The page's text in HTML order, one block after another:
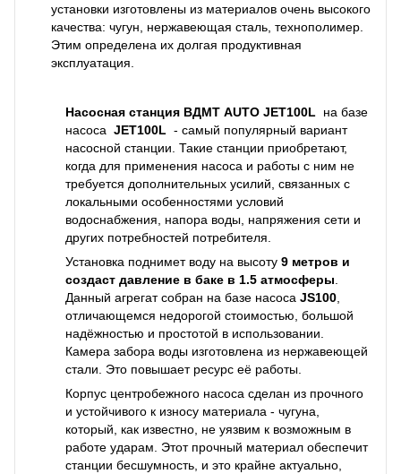
установки изготовлены из материалов очень высокого
качества: чугун, нержавеющая сталь, технополимер.
Этим определена их долгая продуктивная
эксплуатация.
Насосная станция ВДМТ AUTO JET100L на базе
насоса JET100L - самый популярный вариант
насосной станции. Такие станции приобретают,
когда для применения насоса и работы с ним не
требуется дополнительных усилий, связанных с
локальными особенностями условий
водоснабжения, напора воды, напряжения сети и
других потребностей потребителя.
Установка поднимет воду на высоту 9 метров и
создаст давление в баке в 1.5 атмосферы.
Данный агрегат собран на базе насоса JS100,
отличающемся недорогой стоимостью, большой
надёжностью и простотой в использовании.
Камера забора воды изготовлена из нержавеющей
стали. Это повышает ресурс её работы.
Корпус центробежного насоса сделан из прочного
и устойчивого к износу материала - чугуна,
который, как известно, не уязвим к возможным в
работе ударам. Этот прочный материал обеспечит
станции бесшумность, и это крайне актуально,